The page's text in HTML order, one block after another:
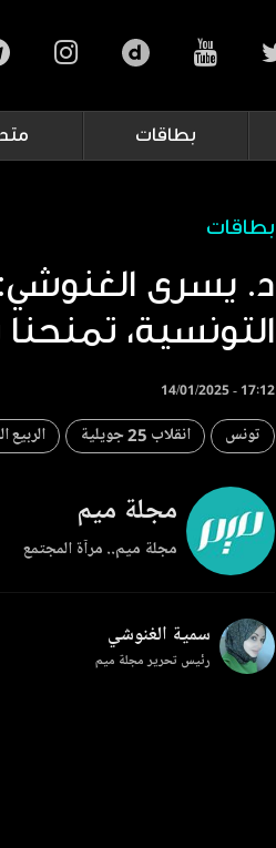
بطاقات
بطاقات
د. يسرى
التونسية،
14/01/2025 - 17:12
تونس انقلاب 25 جويلية الربيع
مجلة ميم
مجلة ميم.. مرآة المجتمع
سمية الغنوشي
رئيس تحرير مجلة ميم